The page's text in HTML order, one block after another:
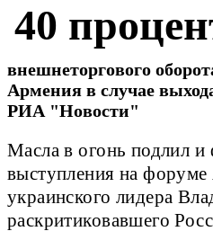
40
внешнеторгового
Армения в случае
РИА "Новости"
Масла в огонь подлил и
выступления на
украинского лидера
раскритиковавшего